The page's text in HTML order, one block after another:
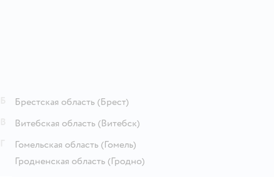
Брестская область (Брест)
Витебская область (Витебск)
Гомельская область (Гомель)
Гродненская область (Гродно)